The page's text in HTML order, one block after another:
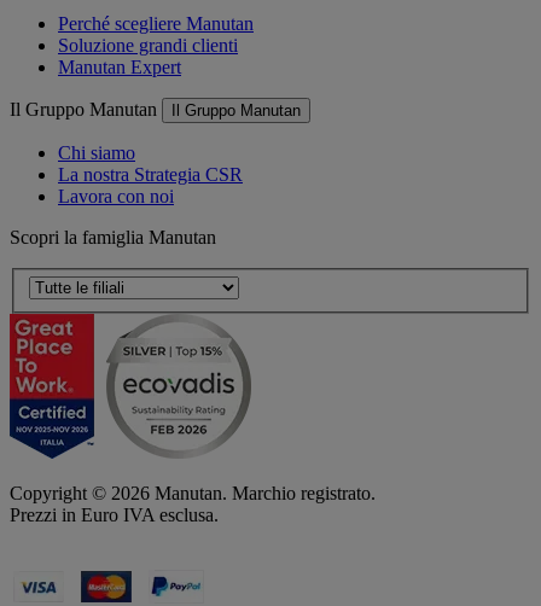
Perché scegliere Manutan
Soluzione grandi clienti
Manutan Expert
Il Gruppo Manutan Il Gruppo Manutan
Chi siamo
La nostra Strategia CSR
Lavora con noi
Scopri la famiglia Manutan
Copyright © 2026 Manutan. Marchio registrato.
Prezzi in Euro IVA esclusa.